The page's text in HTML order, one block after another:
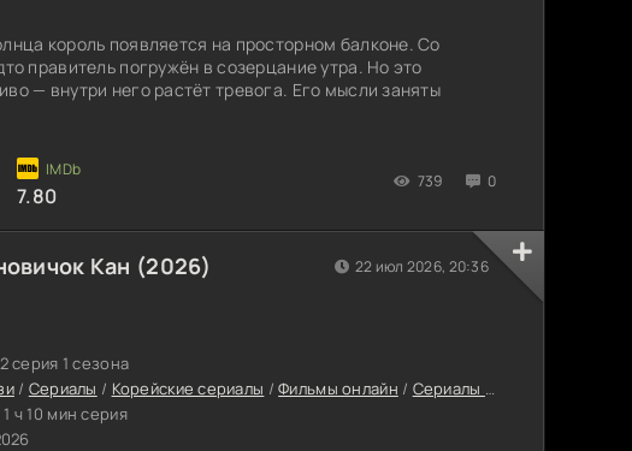
король появляется на просторном балконе. Со
правитель погружён в созерцание утра. Но это
— внутри него растёт тревога. Его мысли заняты
7.80
739 0
Кан (2026)
серия 1 сезона
/ Сериалы / Корейские сериалы /Фильмы онлайн / Сериалы с высоким рейтингом
1 ч 10 мин серия
22 июл 2026, 20:36